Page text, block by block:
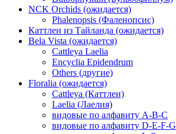
NCK Orchids (ожидается)
Phalenopsis (Фаленопсис)
Каттлеи из Тайланда (ожидается)
Bela Vista (ожидается)
Cattleya Laelia
Encyclia Epidendrum
Others (другие)
Floralia (ожидается)
Cattleya (Каттлеи)
Laelia (Лаелия)
видовые по алфавиту A-B-C
видовые по алфавиту D-E-F-G